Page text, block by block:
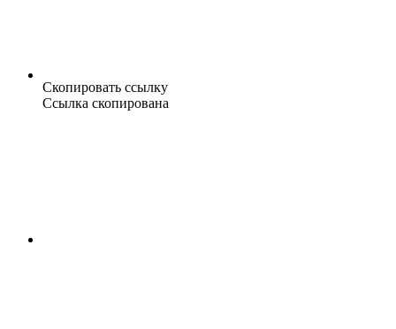
Скопировать ссылку
Ссылка скопирована